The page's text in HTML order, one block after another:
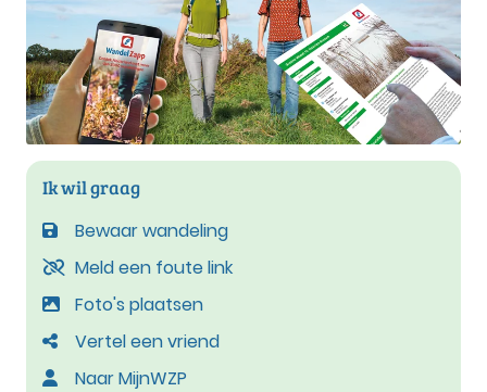
Ik wil graag
Bewaar wandeling
Meld een foute link
Foto's plaatsen
Vertel een vriend
Naar MijnWZP